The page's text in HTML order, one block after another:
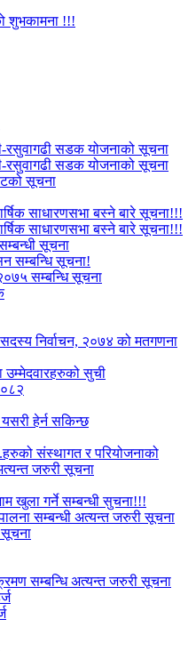
शुभकामना !!!
रसुवागढी सडक योजनाको सूचना
रसुवागढी सडक योजनाको सूचना
सूचना
साधारणसभा बस्ने बारे सूचना!!!
साधारणसभा बस्ने बारे सूचना!!!
सूचना
सम्बन्धि सूचना!
सम्बन्धि सूचना
निर्वाचन, २०७४ को मतगणना
उम्मेदवारहरुको सुची
हेर्न सकिन्छ
संस्थागत र परियोजनाको
जरुरी सूचना
खुला गर्ने सम्बन्धी सुचना!!!
सम्बन्धी अत्यन्त जरुरी सूचना
सूचना
सम्बन्धि अत्यन्त जरुरी सूचना